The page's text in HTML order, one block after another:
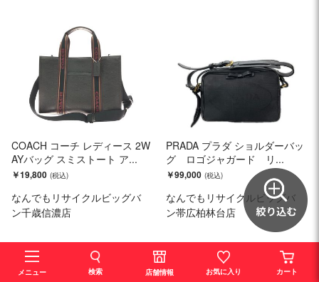
COACH コーチ レディース 2W
AYバッグ スミストート ア...
￥19,800
なんでもリサイクルビッグバ
ン千歳信濃店
PRADA プラダ ショルダーバッ
グ ロゴジャガード リ...
￥99,000
なんでもリサイクルビッグバ
ン帯広柏林台店
メニュー 検索 店舗情報 お気に入り カート